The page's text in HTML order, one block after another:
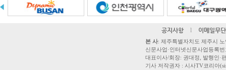
공지사항 l 이메일무
본 사: 제주특별자치도 제주시
신문사업·인터넷신문사업등록
대표이사/회장: 권대정, 발행인·
기사 저작권자 : 시사TV코리아